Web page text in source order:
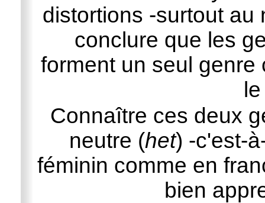
distortions -surtout au
conclure que les
forment un seul
Connaître ces deux
neutre (het) -c'est-
féminin comme en
bien